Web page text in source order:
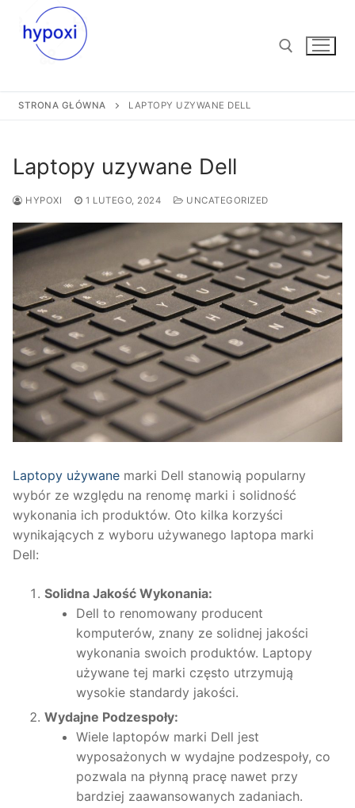
Przejdź
Szukaj:
STRONA GŁÓWNA LAPTOPY UZYWANE DELL
Laptopy uzywane Dell
HYPOXI 1 LUTEGO, 2024 UNCATEGORIZED
Laptopy używane marki Dell stanowią popularny
wybór ze względu na renomę marki i solidność
wykonania ich produktów. Oto kilka korzyści
wynikających z wyboru używanego laptopa marki
Dell:
Solidna Jakość Wykonania:
Dell to renomowany producent
komputerów, znany ze solidnej jakości
wykonania swoich produktów. Laptopy
używane tej marki często utrzymują
wysokie standardy jakości.
Wydajne Podzespoły:
Wiele laptopów marki Dell jest
wyposażonych w wydajne podzespoły, co
pozwala na płynną pracę nawet przy
bardziej zaawansowanych zadaniach.